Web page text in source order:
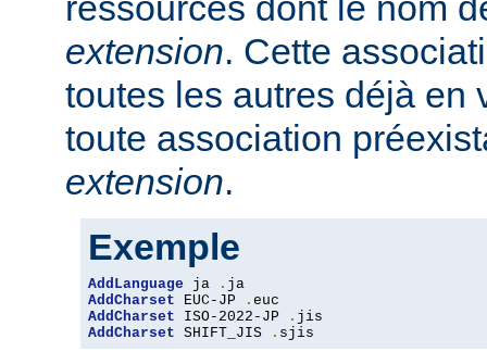
extension. Cette
toutes les autres déjà en
toute association
extension.
Exemple
AddLanguage ja .
AddCharset EUC-JP .
AddCharset ISO-2022-JP .
AddCharset SHIFT_JIS . sjis